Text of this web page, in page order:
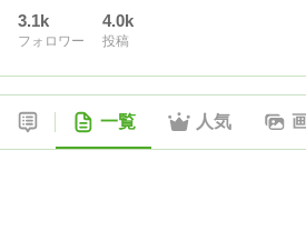
3.1k
フォロワー
4.0k
投稿
一覧 人気